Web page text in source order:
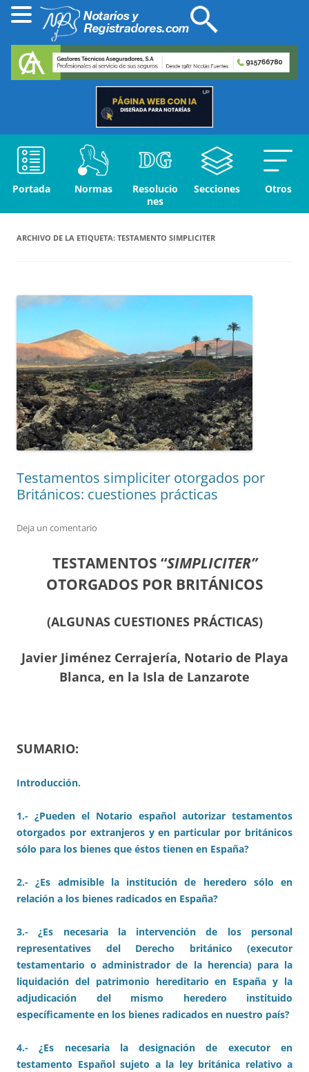
Portada Normas
Resolucio
nes
Secciones Otros
ARCHIVO DE LA ETIQUETA: TESTAMENTO SIMPLICITER
Testamentos simpliciter otorgados por
Británicos: cuestiones prácticas
Deja un comentario
TESTAMENTOS “SIMPLICITER”
OTORGADOS POR BRITÁNICOS
(ALGUNAS CUESTIONES PRÁCTICAS)
Javier Jiménez Cerrajería, Notario de Playa
Blanca, en la Isla de Lanzarote
SUMARIO:
Introducción.
1.- ¿Pueden el Notario español autorizar testamentos
otorgados por extranjeros y en particular por británicos
sólo para los bienes que éstos tienen en España?
2.- ¿Es admisible la institución de heredero sólo en
relación a los bienes radicados en España?
3.- ¿Es necesaria la intervención de los personal
representatives del Derecho británico (executor
testamentario o administrador de la herencia) para la
liquidación del patrimonio hereditario en España y la
adjudicación del mismo heredero instituido
específicamente en los bienes radicados en nuestro país?
4.- ¿Es necesaria la designación de executor en
testamento Español sujeto a la ley británica relativo a